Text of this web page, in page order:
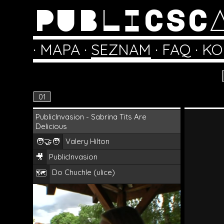
· MAPA · SEZNAM · FAQ ·
01
PublicInvasion - Sabrina Tits Are
Delicious
🧑‍🤝‍🧑 Valery Hilton
🎥 PublicInvasion
🗺️ Do Chuchle (ulice)